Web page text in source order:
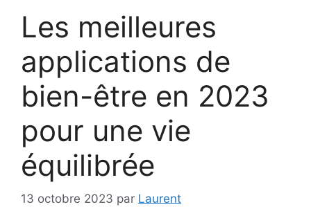
Les meilleures
applications de
bien-être en 2023
pour une vie
équilibrée
13 octobre 2023 par Laurent